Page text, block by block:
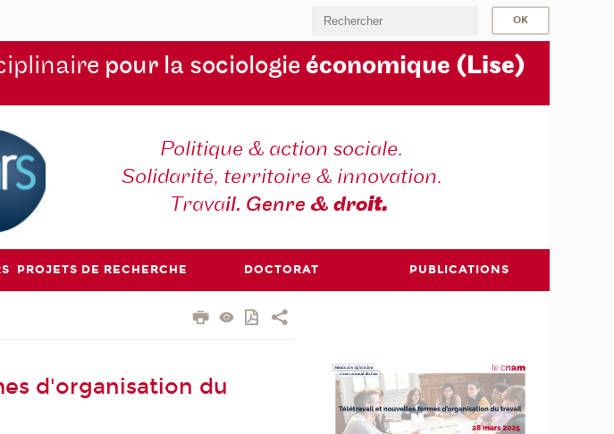
pour la sociologie économique (Lise)
Politique & action sociale.
Solidarité, territoire & innovation.
Travail. Genre & droit.
PROJETS DE RECHERCHE DOCTORAT PUBLICATIONS
d'organisation du